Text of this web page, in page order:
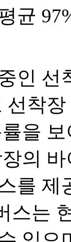
균
인 선
선착
을
의
를 제
스는